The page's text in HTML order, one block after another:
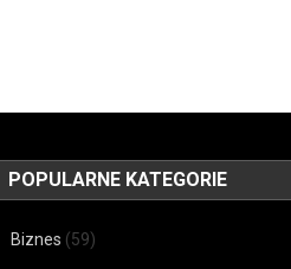
POPULARNE KATEGORIE
Biznes (59)